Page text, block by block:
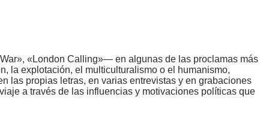
«London Calling»— en algunas de las proclamas más
la explotación, el multiculturalismo o el humanismo,
las propias letras, en varias entrevistas y en grabaciones
a través de las influencias y motivaciones políticas que